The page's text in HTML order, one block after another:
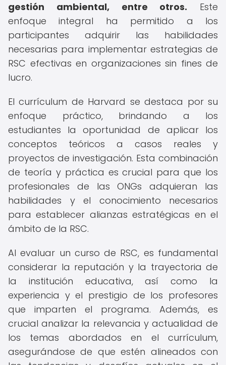
gestión ambiental, entre otros. Este
enfoque integral ha permitido a los
participantes adquirir las habilidades
necesarias para implementar estrategias de
RSC efectivas en organizaciones sin fines de
lucro.
El currículum de Harvard se destaca por su
enfoque práctico, brindando a los
estudiantes la oportunidad de aplicar los
conceptos teóricos a casos reales y
proyectos de investigación. Esta combinación
de teoría y práctica es crucial para que los
profesionales de las ONGs adquieran las
habilidades y el conocimiento necesarios
para establecer alianzas estratégicas en el
ámbito de la RSC.
Al evaluar un curso de RSC, es fundamental
considerar la reputación y la trayectoria de
la institución educativa, así como la
experiencia y el prestigio de los profesores
que imparten el programa. Además, es
crucial analizar la relevancia y actualidad de
los temas abordados en el currículum,
asegurándose de que estén alineados con